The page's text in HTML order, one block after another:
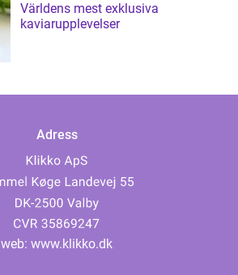
Världens mest exklusiva
kaviarupplevelser
Adress
web: www.klikko.dk